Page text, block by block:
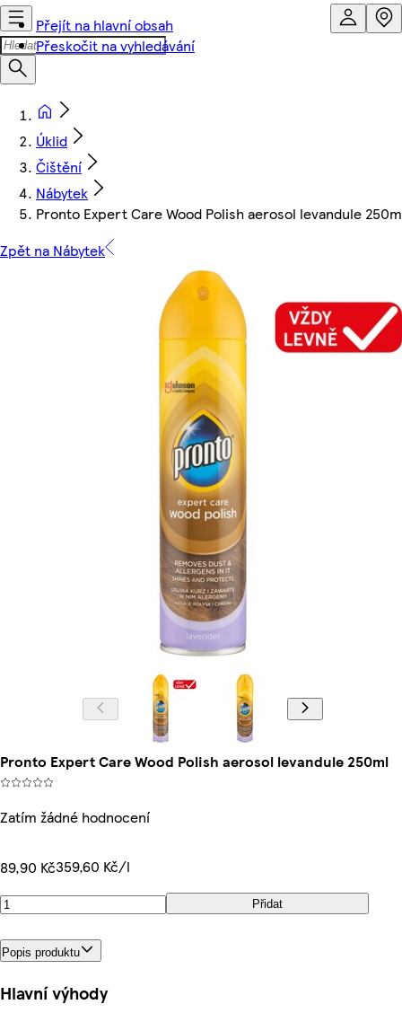
Přejít na hlavní obsah
Přeskočit na vyhledávání
Úklid
Čištění
Nábytek
Pronto Expert Care Wood Polish aerosol levandule
Zpět na Nábytek
Pronto Expert Care Wood Polish aerosol levandule 250ml
Zatím žádné hodnocení
89,90 Kč359,60 Kč/l
Přidat
Popis produktu
Hlavní výhody